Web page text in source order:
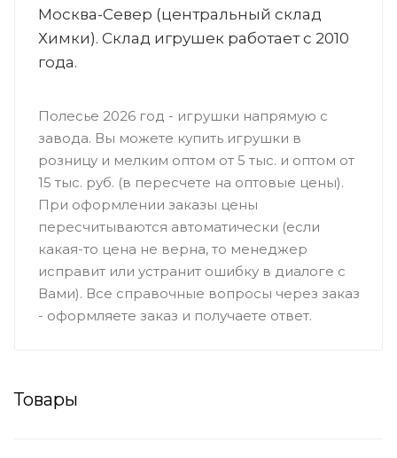
Москва-Север (центральный склад
Химки). Склад игрушек работает с 2010
года.
Полесье 2026 год - игрушки напрямую с
завода. Вы можете купить игрушки в
розницу и мелким оптом от 5 тыс. и оптом от
15 тыс. руб. (в пересчете на оптовые цены).
При оформлении заказы цены
пересчитываются автоматически (если
какая-то цена не верна, то менеджер
исправит или устранит ошибку в диалоге с
Вами). Все справочные вопросы через заказ
- оформляете заказ и получаете ответ.
Товары